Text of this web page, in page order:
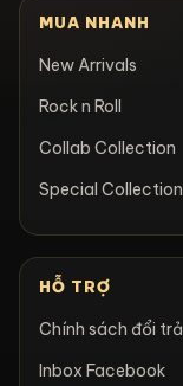
MUA NHANH
New Arrivals
Rock n Roll
Collab Collection
Special Collection
HỖ TRỢ
Chính sách đổi trả
Inbox Facebook